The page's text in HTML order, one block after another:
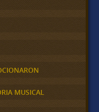
MUSICAL